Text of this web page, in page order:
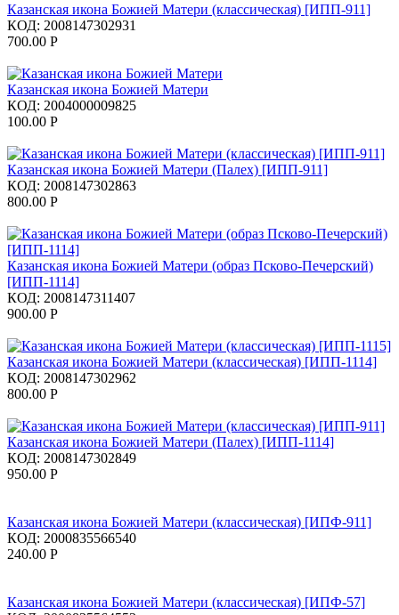
Казанская икона Божией Матери (классическая) [ИПП-911]
КОД: 2008147302931
700.00 Р
Казанская икона Божией Матери
КОД: 2004000009825
100.00 Р
Казанская икона Божией Матери (Палех) [ИПП-911]
КОД: 2008147302863
800.00 Р
Казанская икона Божией Матери (образ Псково-Печерский)
[ИПП-1114]
КОД: 2008147311407
900.00 Р
Казанская икона Божией Матери (классическая) [ИПП-1114]
КОД: 2008147302962
800.00 Р
Казанская икона Божией Матери (Палех) [ИПП-1114]
КОД: 2008147302849
950.00 Р
Казанская икона Божией Матери (классическая) [ИПФ-911]
КОД: 2000835566540
240.00 Р
Казанская икона Божией Матери (классическая) [ИПФ-57]